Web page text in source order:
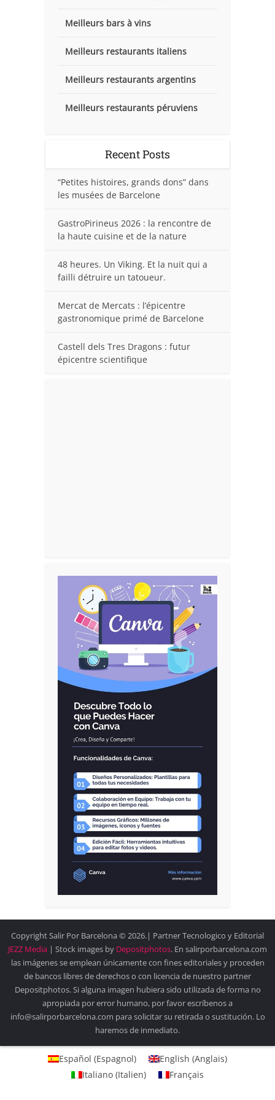
Meilleurs bars à vins
Meilleurs restaurants italiens
Meilleurs restaurants argentins
Meilleurs restaurants péruviens
Recent Posts
“Petites histoires, grands dons” dans
les musées de Barcelone
GastroPirineus 2026 : la rencontre de
la haute cuisine et de la nature
48 heures. Un Viking. Et la nuit qui a
failli détruire un tatoueur.
Mercat de Mercats : l’épicentre
gastronomique primé de Barcelone
Castell dels Tres Dragons : futur
épicentre scientifique
Copyright Salir Por Barcelona © 2026.| Partner Tecnologico y Editorial
JEZZ Media | Stock images by Depositphotos. En salirporbarcelona.com
las imágenes se emplean únicamente con fines editoriales y proceden
de bancos libres de derechos o con licencia de nuestro partner
Depositphotos. Si alguna imagen hubiera sido utilizada de forma no
apropiada por error humano, por favor escríbenos a
info@salirporbarcelona.com para solicitar su retirada o sustitución. Lo
haremos de inmediato.
Español (Espagnol) English (Anglais)
Italiano (Italien) Français